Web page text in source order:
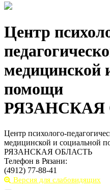
Центр
медицинской
помощи
РЯЗАНСКАЯ
Центр психолого-
медицинской и социальной
РЯЗАНСКАЯ ОБЛАСТЬ
Телефон в Рязани:
(4912) 77-88-41
Версия для слабовидящих